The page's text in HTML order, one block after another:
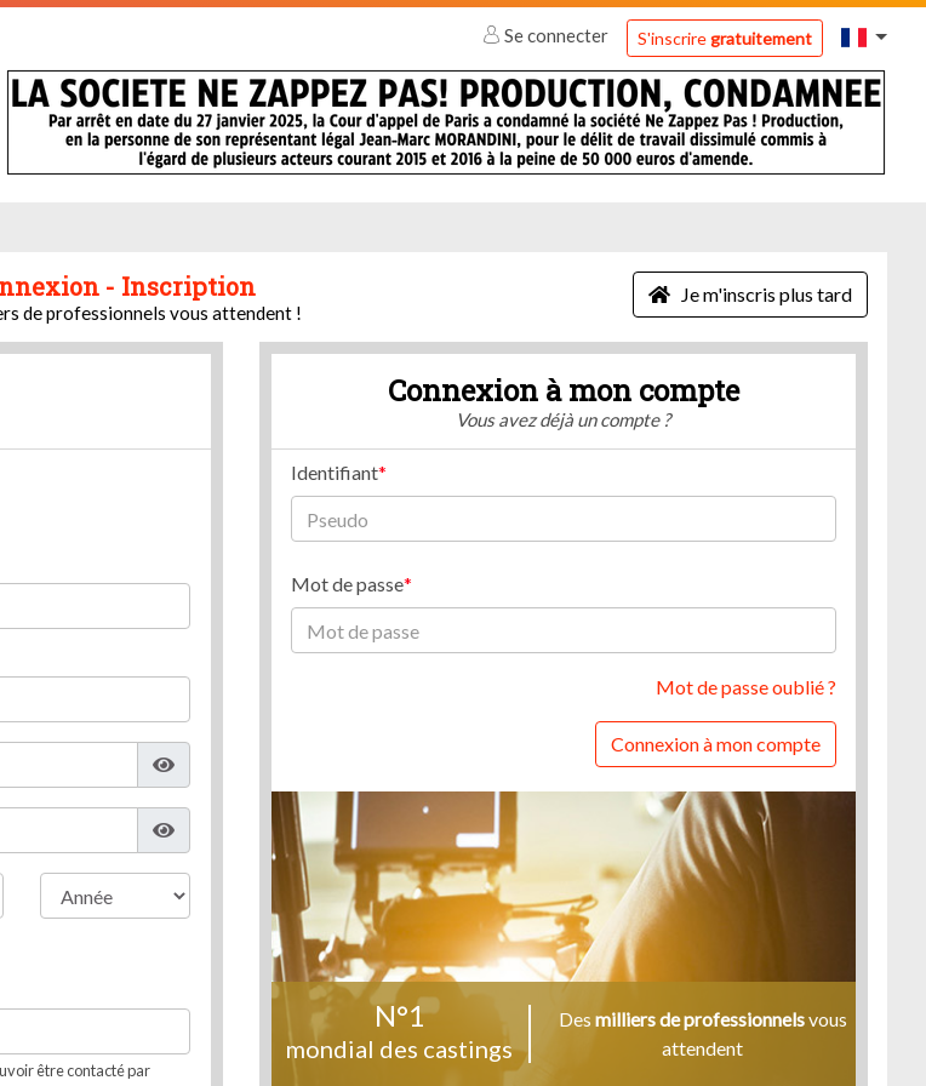
Se connecter S'inscriregratuitement
- Inscription
de professionnels vous attendent !
Je m'inscris plus tard
être contacté par
Connexion à mon compte
Vous avez déjà un compte ?
Identifiant
Mot de passe
Mot de passe oublié ?
Connexion à mon compte
N°1
mondial des castings
Des milliers de professionnelsvous
attendent